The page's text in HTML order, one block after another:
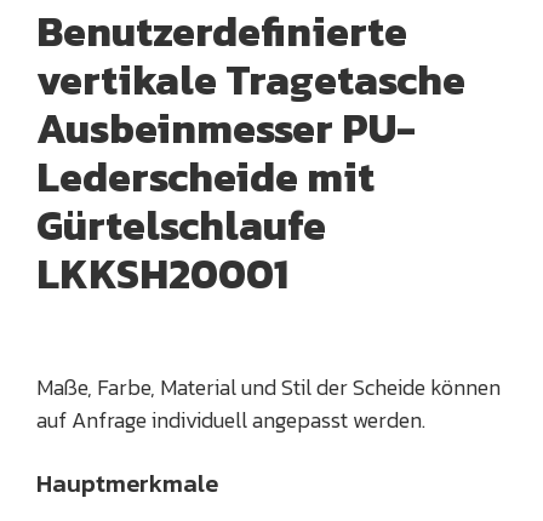
Benutzerdefinierte
vertikale Tragetasche
Ausbeinmesser PU-
Lederscheide mit
Gürtelschlaufe
LKKSH20001
Maße, Farbe, Material und Stil der Scheide können
auf Anfrage individuell angepasst werden.
Hauptmerkmale